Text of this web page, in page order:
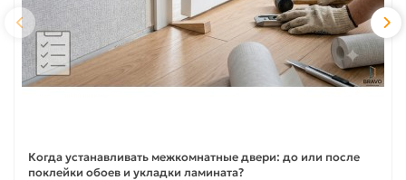
Когда устанавливать межкомнатные двери: до или после
поклейки обоев и укладки ламината?